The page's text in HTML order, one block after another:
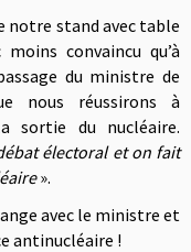
stand avec table
convaincu qu’à
du ministre de
nous réussirons à
sortie du nucléaire.
électoral et on fait
».
avec le ministre et
antinucléaire !